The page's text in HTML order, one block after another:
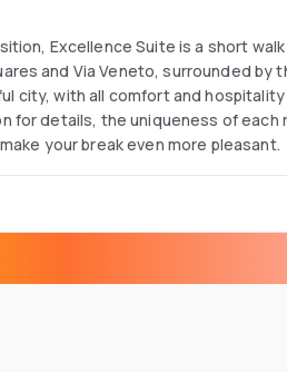
Excellence Suite is a short
and Via Veneto, surrounded by
city, with all comfort and
for details, the uniqueness of each
your break even more pleasant.